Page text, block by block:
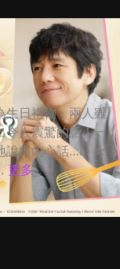
生日禮物，兩人雖
令人震驚的話！一
說出內心話…… ☆
更多